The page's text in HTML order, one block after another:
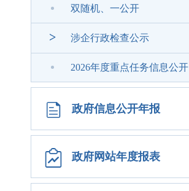
双随机、一公开
> 涉企行政检查公示
2026年度重点任务信息公开
政府信息公开年报
政府网站年度报表